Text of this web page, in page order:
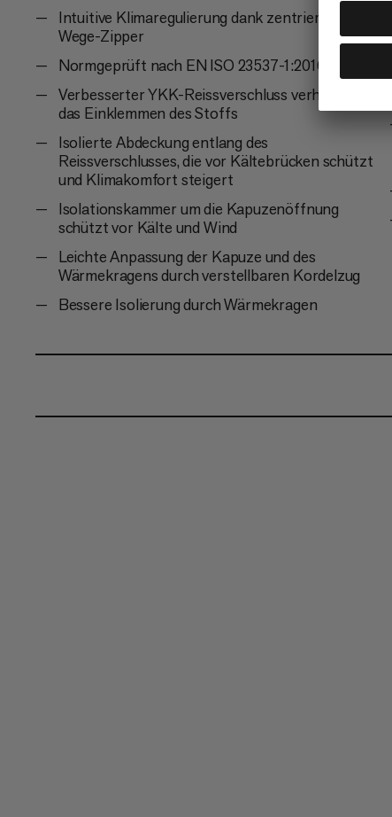
Intuitive Klimaregulierung dank zentriertem 2-
Wege-Zipper
Normgeprüft nach EN ISO 23537-1:2016
Verbesserter YKK-Reissverschluss verhindert
das Einklemmen des Stoffs
Isolierte Abdeckung entlang des
Reissverschlusses, die vor Kältebrücken schützt
und Klimakomfort steigert
Isolationskammer um die Kapuzenöffnung
schützt vor Kälte und Wind
Leichte Anpassung der Kapuze und des
Wärmekragens durch verstellbaren Kordelzug
Bessere Isolierung durch Wärmekragen